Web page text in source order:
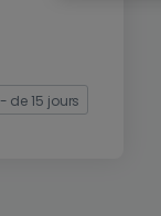
- de 15 jours